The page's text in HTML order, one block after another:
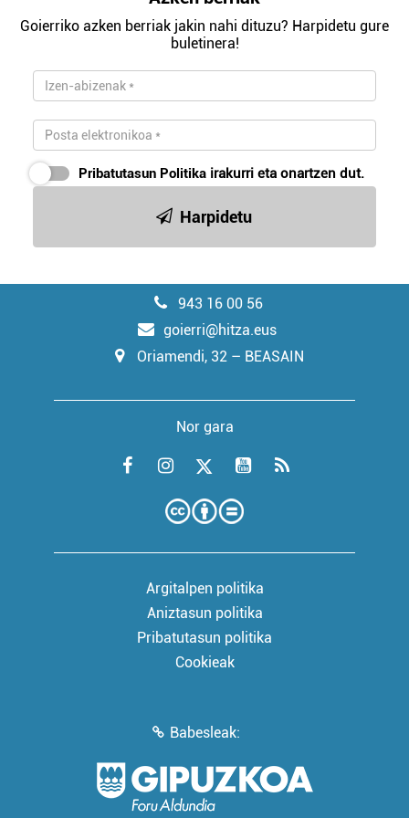
Goierriko azken berriak jakin nahi dituzu? Harpidetu gure
buletinera!
Pribatutasun Politika irakurri eta onartzen dut.
Harpidetu
943 16 00 56
goierri@hitza.eus
Oriamendi, 32 – BEASAIN
Nor gara
Argitalpen politika
Aniztasun politika
Pribatutasun politika
Cookieak
Babesleak: